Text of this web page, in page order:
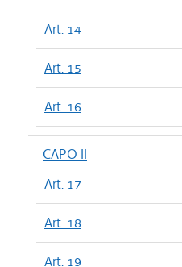
Art. 14
Art. 15
Art. 16
CAPO II
Art. 17
Art. 18
Art. 19